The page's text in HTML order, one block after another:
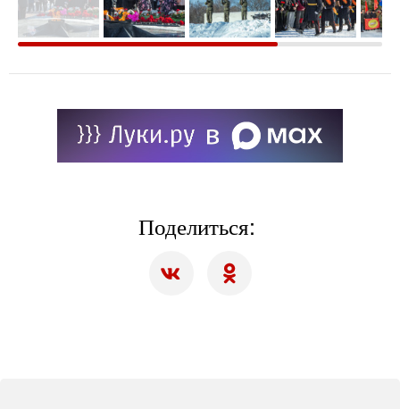
Поделиться: